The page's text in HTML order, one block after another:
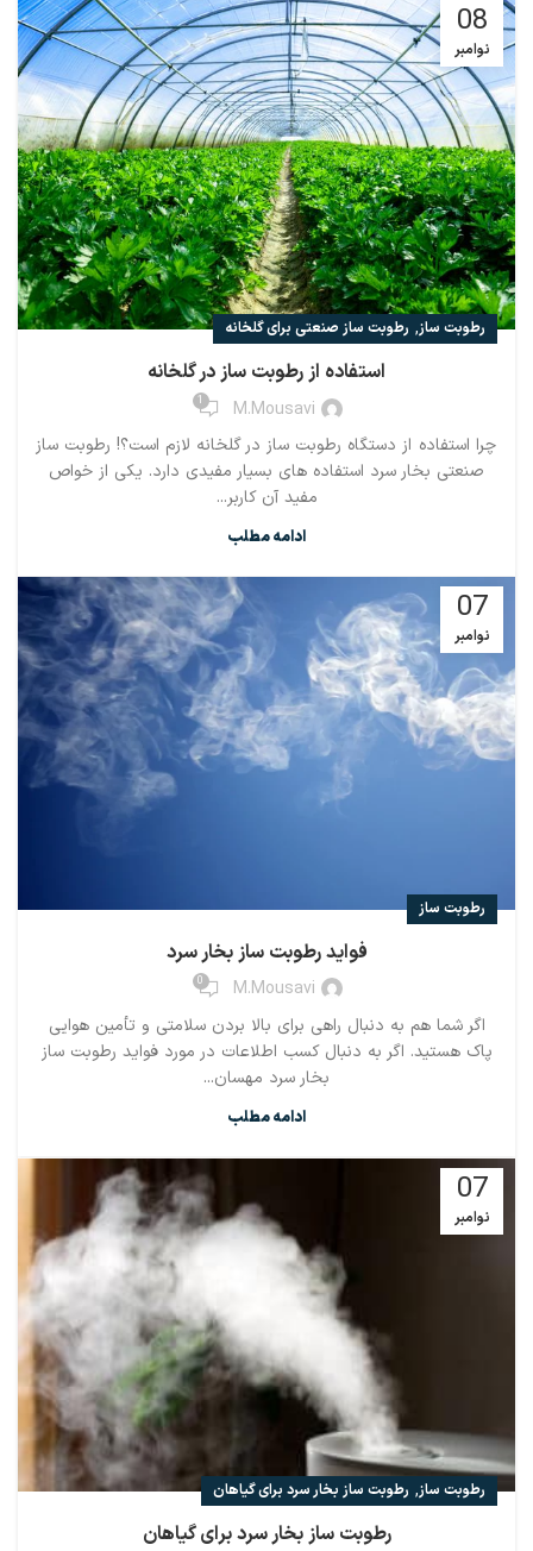
08
نوامبر
رطوبت ساز, رطوبت ساز صنعتی برای گلخانه
استفاده از رطوبت ساز در گلخانه
M.mousavi
1
چرا استفاده از دستگاه رطوبت ساز در گلخانه لازم است؟! رطوبت ساز
صنعتی بخار سرد استفاده های بسیار مفیدی دارد. یکی از خواص
مفید آن کاربر...
ادامه مطلب
07
نوامبر
رطوبت ساز
فواید رطوبت ساز بخار سرد
M.mousavi
0
اگر شما هم به دنبال راهی برای بالا بردن سلامتی و تأمین هوایی
پاک هستید. اگر به دنبال کسب اطلاعات در مورد فواید رطوبت ساز
بخار سرد مهسان...
ادامه مطلب
07
نوامبر
رطوبت ساز, رطوبت ساز بخار سرد برای گیاهان
رطوبت ساز بخار سرد برای گیاهان